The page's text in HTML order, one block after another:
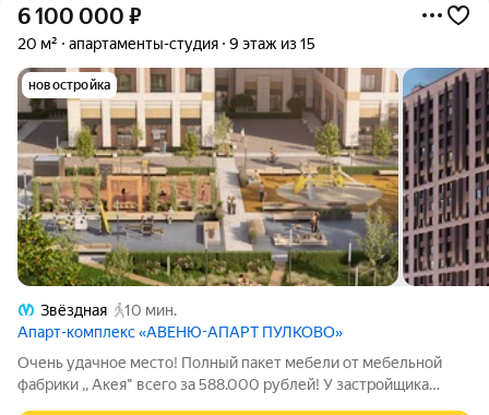
6 100 000 ₽
20 м² апартаменты-студия 9 этаж из 15
новостройка
Звёздная
10 мин.
Апарт-комплекс «АВЕНЮ-АПАРТ ПУЛКОВО»
Очень удачное место! Полный пакет мебели от мебельной
фабрики ,, Акея" всего за 588.000 рублей! У застройщика